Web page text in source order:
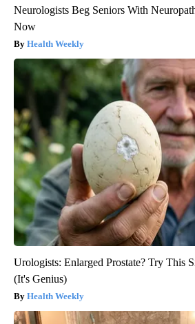
Neurologists Beg Seniors With
Now
Health Weekly
Urologists: Enlarged Prostate? Try This
(It's Genius)
Health Weekly